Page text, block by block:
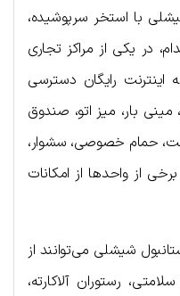
شیشلی با استخر سرپوشیده،
در یکی از مراکز تجاری
اینترنت رایگان دسترسی
بار، میز اتو، صندوق
حمام خصوصی، سشوار،
از واحدها از امکانات
شیشلی می‌توانند از
رستوران آلاکارته،